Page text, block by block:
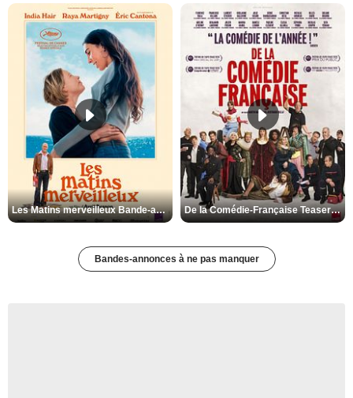
Les Matins merveilleux Bande-annonce VF De la Comédie-Française Teaser VF
Bandes-annonces à ne pas manquer